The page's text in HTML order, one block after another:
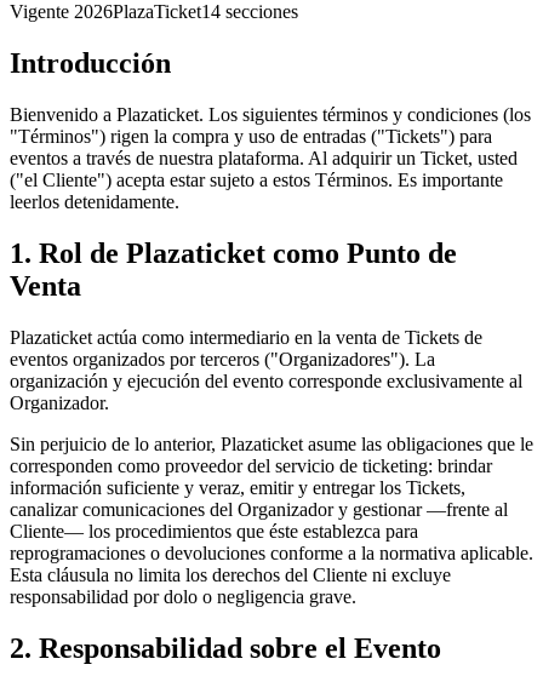
Vigente 2026PlazaTicket14 secciones
Introducción
Bienvenido a Plazaticket. Los siguientes términos y condiciones (los
"Términos") rigen la compra y uso de entradas ("Tickets") para
eventos a través de nuestra plataforma. Al adquirir un Ticket, usted
("el Cliente") acepta estar sujeto a estos Términos. Es importante
leerlos detenidamente.
1. Rol de Plazaticket como Punto de
Venta
Plazaticket actúa como intermediario en la venta de Tickets de
eventos organizados por terceros ("Organizadores"). La
organización y ejecución del evento corresponde exclusivamente al
Organizador.
Sin perjuicio de lo anterior, Plazaticket asume las obligaciones que le
corresponden como proveedor del servicio de ticketing: brindar
información suficiente y veraz, emitir y entregar los Tickets,
canalizar comunicaciones del Organizador y gestionar —frente al
Cliente— los procedimientos que éste establezca para
reprogramaciones o devoluciones conforme a la normativa aplicable.
Esta cláusula no limita los derechos del Cliente ni excluye
responsabilidad por dolo o negligencia grave.
2. Responsabilidad sobre el Evento